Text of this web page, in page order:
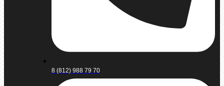
8 (812) 988 79 70